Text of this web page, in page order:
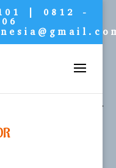
| 0812 -